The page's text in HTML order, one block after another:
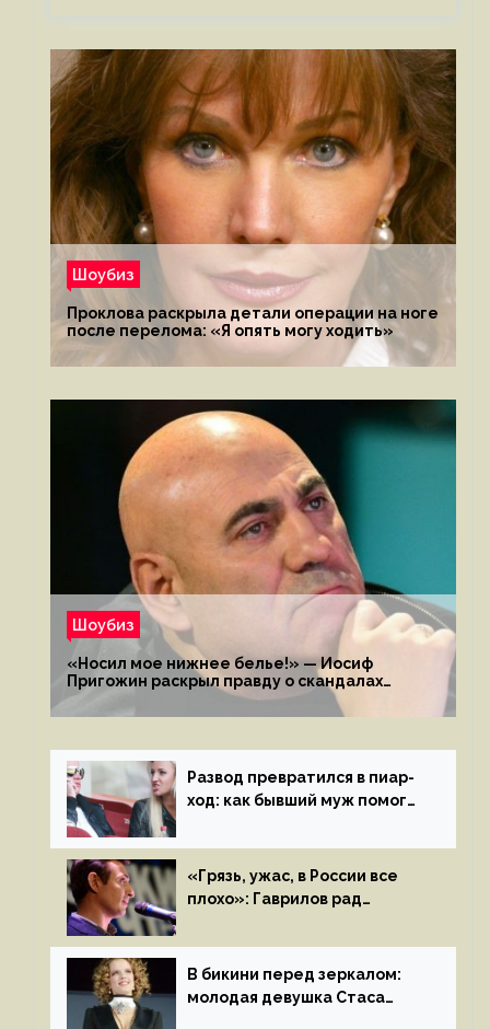
Шоубиз
Проклова раскрыла детали операции на ноге
после перелома: «Я опять могу ходить»
Шоубиз
«Носил мое нижнее белье!» — Иосиф
Пригожин раскрыл правду о скандалах
с мужем своей экс-жены
Развод превратился в пиар-
ход: как бывший муж помог
«Грязь, ужас, в России все
плохо»: Гаврилов рад
иноагентов
В бикини перед зеркалом:
молодая девушка Стаса